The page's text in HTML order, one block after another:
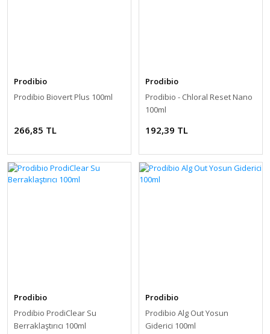
Prodibio
Prodibio Biovert Plus 100ml
266,85 TL
Prodibio
Prodibio - Chloral Reset Nano
100ml
192,39 TL
Prodibio
Prodibio ProdiClear Su
Berraklaştırıcı 100ml
Prodibio
Prodibio Alg Out Yosun
Giderici 100ml